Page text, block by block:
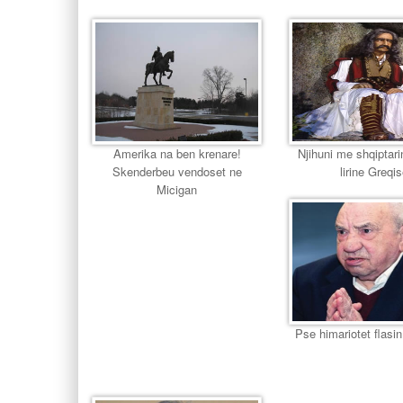
Amerika na ben krenare!
Skenderbeu vendoset ne
Micigan
Njihuni me
lirine
Pse himariotet